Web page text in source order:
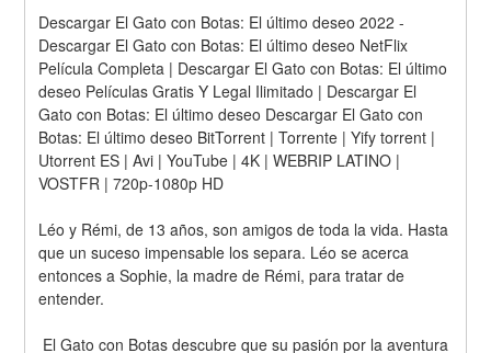
Descargar El Gato con Botas: El último deseo 2022 -
Descargar El Gato con Botas: El último deseo NetFlix
Película Completa | Descargar El Gato con Botas: El último
deseo Películas Gratis Y Legal Ilimitado | Descargar El
Gato con Botas: El último deseo Descargar El Gato con
Botas: El último deseo BitTorrent | Torrente | Yify torrent |
Utorrent ES | Avi | YouTube | 4K | WEBRIP LATINO |
VOSTFR | 720p-1080p HD
Léo y Rémi, de 13 años, son amigos de toda la vida. Hasta
que un suceso impensable los separa. Léo se acerca
entonces a Sophie, la madre de Rémi, para tratar de
entender.